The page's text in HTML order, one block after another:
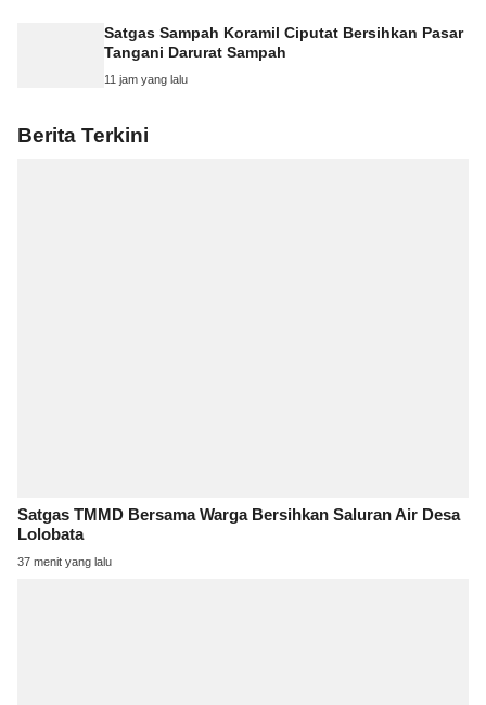
Satgas Sampah Koramil Ciputat Bersihkan Pasar
Tangani Darurat Sampah
11 jam yang lalu
Berita Terkini
Satgas TMMD Bersama Warga Bersihkan Saluran Air Desa
Lolobata
37 menit yang lalu